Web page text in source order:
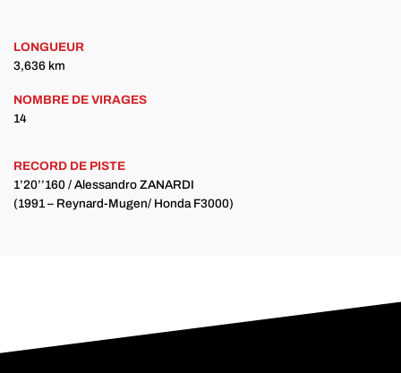
LONGUEUR
3,636 km
NOMBRE DE VIRAGES
14
RECORD DE PISTE
1’20’’160 / Alessandro ZANARDI
(1991 – Reynard-Mugen/ Honda F3000)